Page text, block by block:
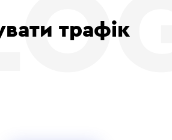
трафік